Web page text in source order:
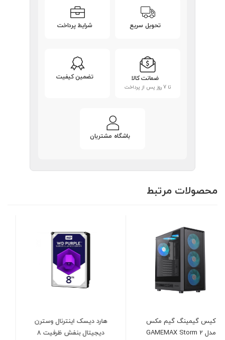
تحویل سریع شرایط پرداخت
ضمانت کالا
تا 7 روز پس از پرداخت
تضمین کیفیت
باشگاه مشتریان
محصولات مرتبط
هارد دیسک اینترنال وسترن
i3-14100 Raptor Lake